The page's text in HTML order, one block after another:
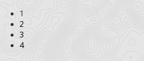
1
2
3
4